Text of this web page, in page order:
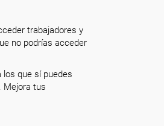
trabajadores y
no podrías acceder
que sí puedes
Mejora tus